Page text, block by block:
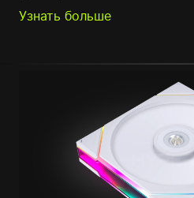
Узнать больше